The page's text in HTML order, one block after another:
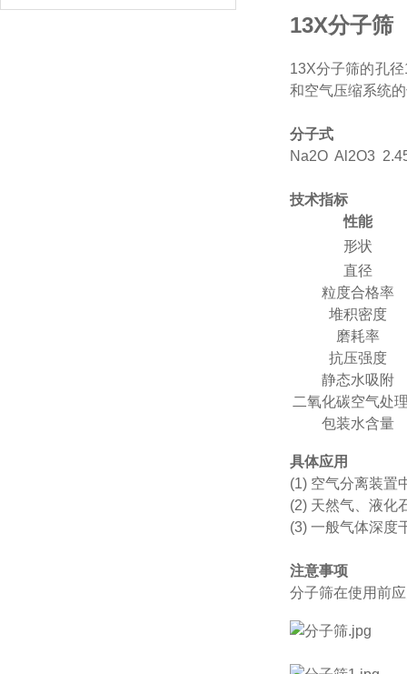
13X分子筛
13X分子筛的孔
和空气压缩系统
分子式
Na2O Al2O3
技术指标
性能
形状
直径
粒度合格率
堆积密度
磨耗率
抗压强度
静态水吸附
二氧化碳空气处
包装水含量
具体应用
(1) 空气分离装置
(2) 天然气、液化
(3) 一般气体深度
注意事项
分子筛在使用前